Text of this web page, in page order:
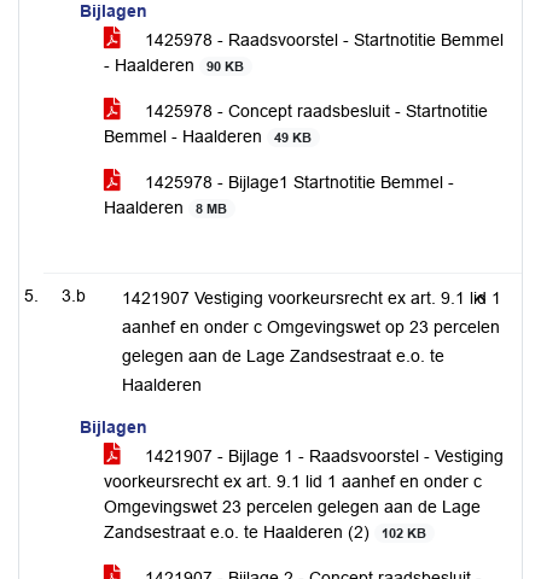
Bijlagen
1425978 - Raadsvoorstel - Startnotitie Bemmel
- Haalderen
90 KB
1425978 - Concept raadsbesluit - Startnotitie
Bemmel - Haalderen
49 KB
1425978 - Bijlage1 Startnotitie Bemmel -
Haalderen
8 MB
3.b
1421907 Vestiging voorkeursrecht ex art. 9.1 lid 1
aanhef en onder c Omgevingswet op 23 percelen
gelegen aan de Lage Zandsestraat e.o. te
Haalderen
Bijlagen
1421907 - Bijlage 1 - Raadsvoorstel - Vestiging
voorkeursrecht ex art. 9.1 lid 1 aanhef en onder c
Omgevingswet 23 percelen gelegen aan de Lage
Zandsestraat e.o. te Haalderen (2)
102 KB